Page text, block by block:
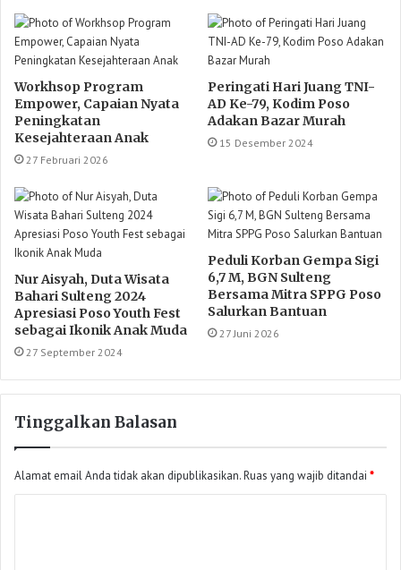
Workhsop Program
Empower, Capaian Nyata
Peningkatan
Kesejahteraan Anak
27 Februari 2026
Peringati Hari Juang TNI-
AD Ke-79, Kodim Poso
Adakan Bazar Murah
15 Desember 2024
Nur Aisyah, Duta Wisata
Bahari Sulteng 2024
Apresiasi Poso Youth Fest
sebagai Ikonik Anak Muda
27 September 2024
Peduli Korban Gempa Sigi
6,7 M, BGN Sulteng
Bersama Mitra SPPG Poso
Salurkan Bantuan
27 Juni 2026
Tinggalkan Balasan
Alamat email Anda tidak akan dipublikasikan.Ruas yang wajib ditandai *